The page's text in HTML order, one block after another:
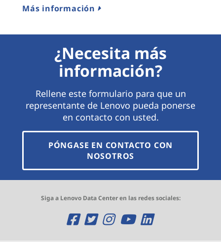
Más información
¿Necesita más
información?
Rellene este formulario para que un
representante de Lenovo pueda ponerse
en contacto con usted.
PÓNGASE EN CONTACTO CON
NOSOTROS
Siga a Lenovo Data Center en las redes sociales:
O O
O
O O